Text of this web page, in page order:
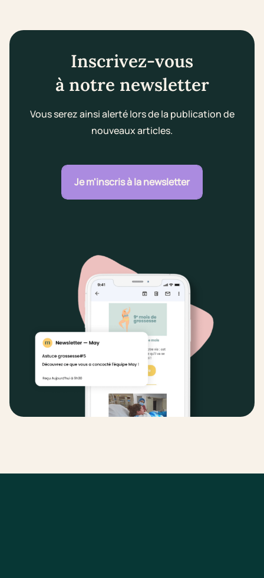
Inscrivez-vous
à notre newsletter
Vous serez ainsi alerté lors de la publication de
nouveaux articles.
Je m'inscris à la newsletter